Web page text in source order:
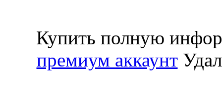
Купить полную
премиум аккаунт